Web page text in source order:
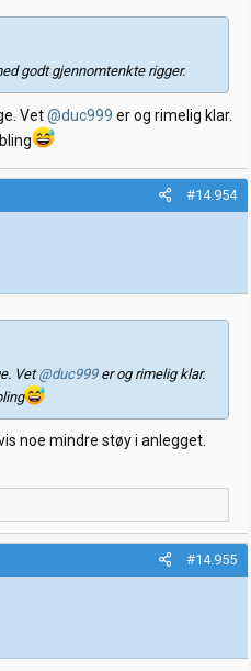
godt gjennomtenkte rigger.
Vet@duc999 er og rimelig klar.
#14.954
Vet@duc999er og rimelig klar.
noe mindre støy i anlegget.
#14.955